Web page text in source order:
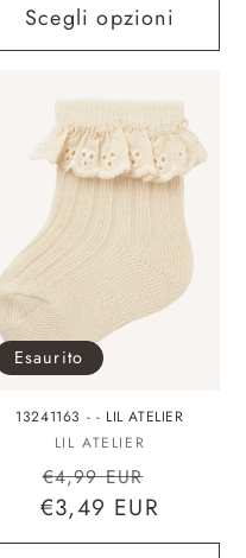
Scegli opzioni
Esaurito
13241163 - - LIL ATELIER
Fornitore:
LIL ATELIER
Prezzo
di
listino
€4,99 EUR
€3,49 EUR